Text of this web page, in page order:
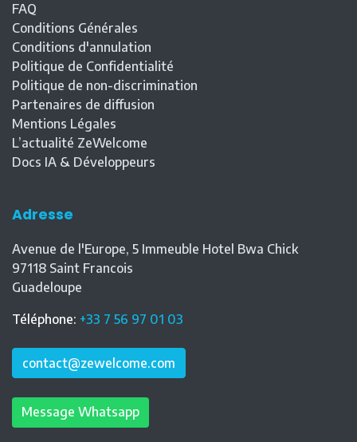
FAQ
Conditions Générales
Conditions d'annulation
Politique de Confidentialité
Politique de non-discrimination
Partenaires de diffusion
Mentions Légales
L’actualité ZeWelcome
Docs IA & Développeurs
Adresse
Avenue de l'Europe, 5 Immeuble Hotel Bwa Chick
97118 Saint Francois
Guadeloupe
Téléphone: +33 7 56 97 01 03
contact@zewelcome.com
Message Whatsapp